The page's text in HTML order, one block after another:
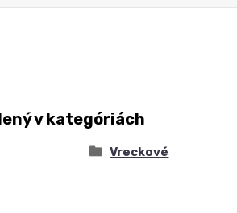
v kategóriách
Vreckové